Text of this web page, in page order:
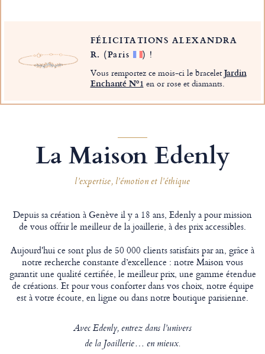
FÉLICITATIONS ALEXANDRA
R. (Paris ) !
Vous remportez ce mois-ci le braceletJardin
Enchanté Nº1 en or rose et diamants.
La Maison Edenly
l’expertise, l’émotion et l’éthique
Depuis sa création à Genève il y a 18 ans, Edenly a pour mission
de vous offrir le meilleur de la joaillerie, à des prix accessibles.
Aujourd'hui ce sont plus de 50 000 clients satisfaits par an, grâce à
notre recherche constante d’excellence : notre Maison vous
garantit une qualité certifiée, le meilleur prix, une gamme étendue
de créations. Et pour vous conforter dans vos choix, notre équipe
est à votre écoute, en ligne ou dans notre boutique parisienne.
Avec Edenly, entrez dans l’univers
de la Joaillerie… en mieux.